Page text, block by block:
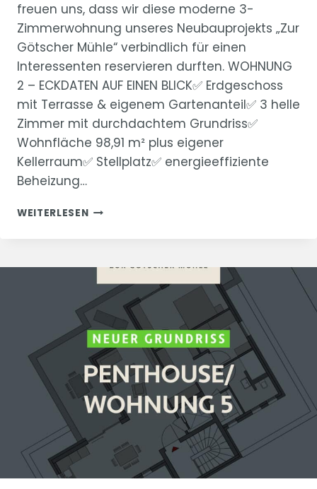
freuen uns, dass wir diese moderne 3-
Zimmerwohnung unseres Neubauprojekts „Zur
Götscher Mühle“ verbindlich für einen
Interessenten reservieren durften. WOHNUNG
2 – ECKDATEN AUF EINEN BLICK✅ Erdgeschoss
mit Terrasse & eigenem Gartenanteil✅ 3 helle
Zimmer mit durchdachtem Grundriss✅
Wohnfläche 98,91 m² plus eigener
Kellerraum✅ Stellplatz✅ energieeffiziente
Beheizung…
WEITERLESEN“ZUR
2
RESERVIERT